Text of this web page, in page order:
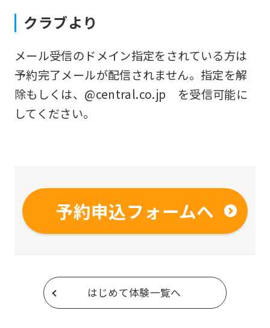
クラブより
メール受信のドメイン指定をされている方は
予約完了メールが配信されません。指定を解
除もしくは、@central.co.jp を受信可能に
してください。
予約申込フォームへ
はじめて体験一覧へ
the
service.